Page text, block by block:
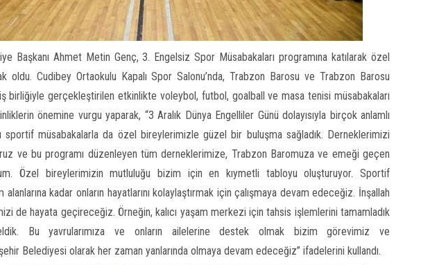
Başkanı Ahmet Metin Genç, 3. Engelsiz Spor Müsabakaları programına katılarak özel
oldu. Cudibey Ortaokulu Kapalı Spor Salonu’nda, Trabzon Barosu ve Trabzon Barosu
birliğiyle gerçekleştirilen etkinlikte voleybol, futbol, goalball ve masa tenisi müsabakaları
önemine vurgu yaparak, “3 Aralık Dünya Engelliler Günü dolayısıyla birçok anlamlı
müsabakalarla da özel bireylerimizle güzel bir buluşma sağladık. Derneklerimizi
ve bu programı düzenleyen tüm derneklerimize, Trabzon Baromuza ve emeği geçen
Özel bireylerimizin mutluluğu bizim için en kıymetli tabloyu oluşturuyor. Sportif
kadar onların hayatlarını kolaylaştırmak için çalışmaya devam edeceğiz. İnşallah
de hayata geçireceğiz. Örneğin, kalıcı yaşam merkezi için tahsis işlemlerini tamamladık
Bu yavrularımıza ve onların ailelerine destek olmak bizim görevimiz ve
Belediyesi olarak her zaman yanlarında olmaya devam edeceğiz” ifadelerini kullandı.